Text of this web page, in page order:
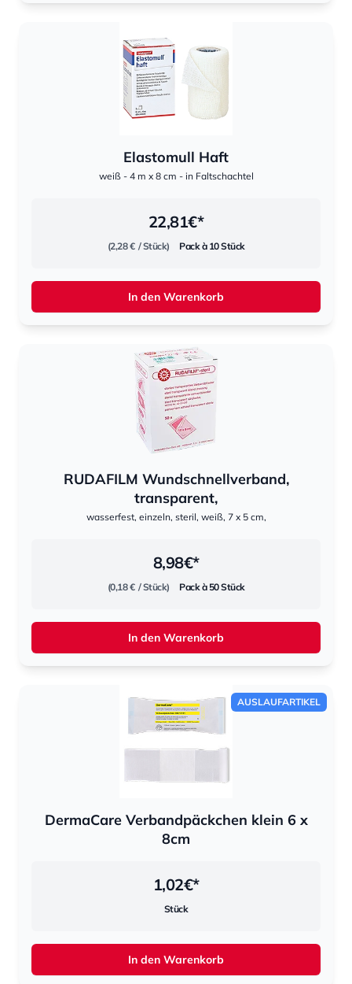
Elastomull Haft
weiß - 4 m x 8 cm - in Faltschachtel
22,81€*
(2,28 € / Stück) Pack à 10 Stück
In den Warenkorb
RUDAFILM Wundschnellverband,
transparent,
wasserfest, einzeln, steril, weiß, 7 x 5 cm,
8,98€*
(0,18 € / Stück) Pack à 50 Stück
In den Warenkorb
AUSLAUFARTIKEL
DermaCare Verbandpäckchen klein 6 x
8cm
1,02€*
Stück
In den Warenkorb